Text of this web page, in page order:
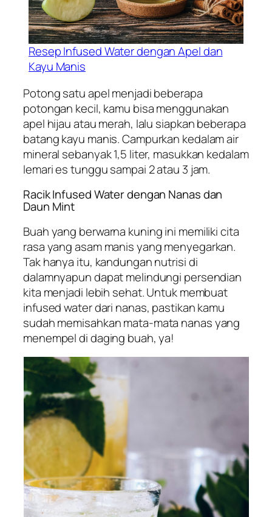
Resep Infused Water dengan Apel dan
Kayu Manis
Potong satu apel menjadi beberapa
potongan kecil, kamu bisa menggunakan
apel hijau atau merah, lalu siapkan beberapa
batang kayu manis. Campurkan kedalam air
mineral sebanyak 1,5 liter, masukkan kedalam
lemari es tunggu sampai 2 atau 3 jam.
Racik Infused Water dengan Nanas dan
Daun Mint
Buah yang berwarna kuning ini memiliki cita
rasa yang asam manis yang menyegarkan.
Tak hanya itu, kandungan nutrisi di
dalamnyapun dapat melindungi persendian
kita menjadi lebih sehat. Untuk membuat
infused water dari nanas, pastikan kamu
sudah memisahkan mata-mata nanas yang
menempel di daging buah, ya!